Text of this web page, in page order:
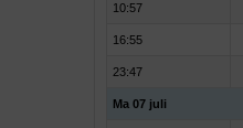
10:57
16:55
23:47
Ma 07 juli